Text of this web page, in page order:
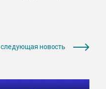
следующая новость